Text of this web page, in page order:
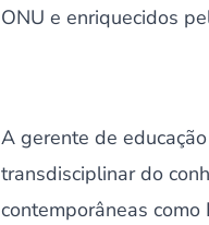
ONU e enriquecidos
A gerente de
transdisciplinar do
contemporâneas